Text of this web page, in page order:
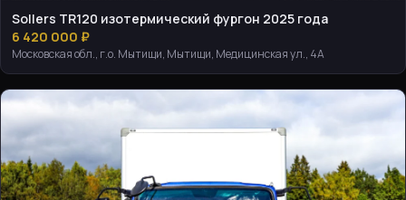
Sollers TR120 изотермический фургон 2025 года
6 420 000 ₽
Московская обл., г.о. Мытищи, Мытищи, Медицинская ул., 4А